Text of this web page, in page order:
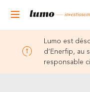
Lumo est
d’Enerfip, au
responsable